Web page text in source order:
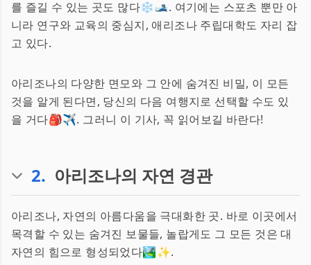
를 즐길 수 있는 곳도 많다❄️🎿. 여기에는 스포츠 뿐만 아
니라 연구와 교육의 중심지, 애리조나 주립대학도 자리 잡
고 있다.
아리조나의 다양한 면모와 그 안에 숨겨진 비밀, 이 모든
것을 알게 된다면, 당신의 다음 여행지로 선택할 수도 있
을 거다🎒✈️. 그러니 이 기사, 꼭 읽어보길 바란다!
2. 아리조나의 자연 경관
아리조나, 자연의 아름다움을 극대화한 곳. 바로 이곳에서
목격할 수 있는 숨겨진 보물들, 놀랍게도 그 모든 것은 대
자연의 힘으로 형성되었다🏞️✨.